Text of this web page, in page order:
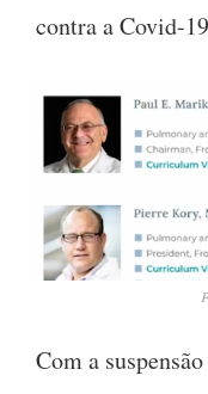
contra a Covid-
Com a